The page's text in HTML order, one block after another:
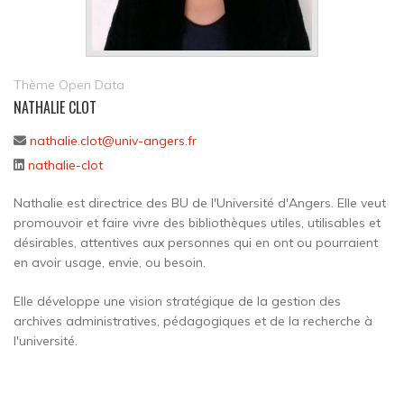
Thème Open Data
NATHALIE CLOT
nathalie.clot@univ-angers.fr
nathalie-clot
Nathalie est directrice des BU de l'Université d'Angers. Elle veut
promouvoir et faire vivre des bibliothèques utiles, utilisables et
désirables, attentives aux personnes qui en ont ou pourraient
en avoir usage, envie, ou besoin.
Elle développe une vision stratégique de la gestion des
archives administratives, pédagogiques et de la recherche à
l'université.